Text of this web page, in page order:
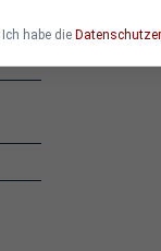
Ich habe die